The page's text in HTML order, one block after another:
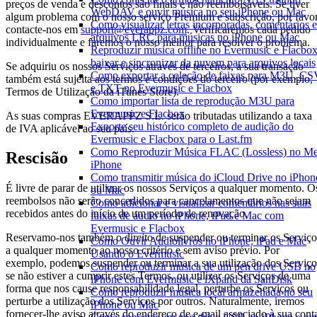
WebDAV e ouvir música no seu iPhone ou Mac
Como visualizar letras incorporadas, comentários e
arquivos LRC para músicas no iPhone ou Mac
Reproduzir música offline no Evermusic e
baixar e sincronizar da nuvem para arquivos locais
Como exportar a coleção de faixas para M3U,
e TXT no Evermusic e Flacbox
Como importar lista de reprodução M3U para
Evermusic e Flacbox
Exporte seu histórico completo de audição do
Evermusic e Flacbox para o Last.fm
Como Reproduzir Música FLAC (Lossless) no
iPhone
Como transmitir música do iCloud Drive no
ou Mac
Como adicionar e visualizar comentários nas suas
faixas de áudio no iPhone, iPad e Mac com
Evermusic e Flacbox
Como Ouvir Audiolivros no iPhone, iPad e Mac
Usando o Evermusic
Como reproduzir música de um pen drive USB no
iPhone com Evermusic e iXpand da SanDisk
Como reproduzir musica local armazenada no seu
iPhone ou Mac
preços de venda e descontos são finais e não reembolsáveis. Se tiver
algum problema com o nosso serviço Premium e subscrição, por
contacte-nos emsupport@everappz.com. Verificaremos cada pedido
individualmente e faremos o nosso melhor para resolver o problema.
Se adquiriu os nossos Serviços através de terceiros, a sua transação
também está sujeita aos termos e condições do terceiro (por exemplo,
Termos de Utilização da iTunes Store).
As suas compras EVERAPPZ S.L. serão tributadas utilizando a taxa
de IVA aplicável ao seu país.
Rescisão
É livre de parar de utilizar os nossos Serviços a qualquer momento.
reembolsos não serão concedidos para cancelamentos que não sejam
recebidos antes do início de um período de renovação.
Reservamo-nos também o direito de suspender ou terminar os
a qualquer momento ao nosso critério e sem aviso prévio. Por
exemplo, podemos suspender ou terminar a sua utilização dos
se não estiver a cumprir estes Termos, ou utilizar os Serviços de uma
forma que nos cause responsabilidade legal, perturbe os Serviços ou
perturbe a utilização dos Serviços por outros. Naturalmente, iremos
fornecer-lhe aviso através do endereço de e-mail associado à sua